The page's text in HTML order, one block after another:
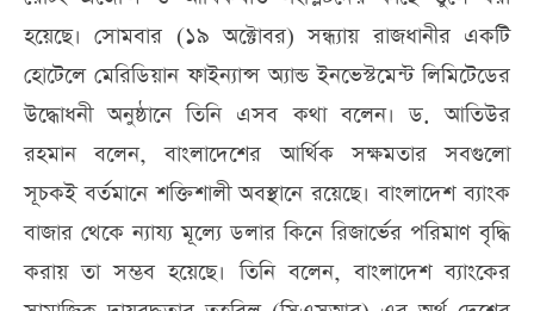
হয়েছে। সোমবার (১৯ অক্টোবর) সন্ধ্যায় রাজধানীর একটি
হোটেলে মেরিডিয়ান ফাইন্যান্স অ্যান্ড ইনভেস্টমেন্ট লিমিটেডের
উদ্ধোধনী অনুষ্ঠানে তিনি এসব কথা বলেন। ড. আতিউর
রহমান বলেন, বাংলাদেশের আর্থিক সক্ষমতার সবগুলো
সূচকই বর্তমানে শক্তিশালী অবস্থানে রয়েছে। বাংলাদেশ ব্যাংক
বাজার থেকে ন্যায্য মূল্যে ডলার কিনে রিজার্ভের পরিমাণ বৃদ্ধি
করায় তা সম্ভব হয়েছে। তিনি বলেন, বাংলাদেশ ব্যাংকের